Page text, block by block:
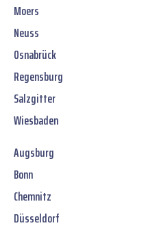
Moers
Neuss
Osnabrück
Regensburg
Salzgitter
Wiesbaden
Augsburg
Bonn
Chemnitz
Düsseldorf